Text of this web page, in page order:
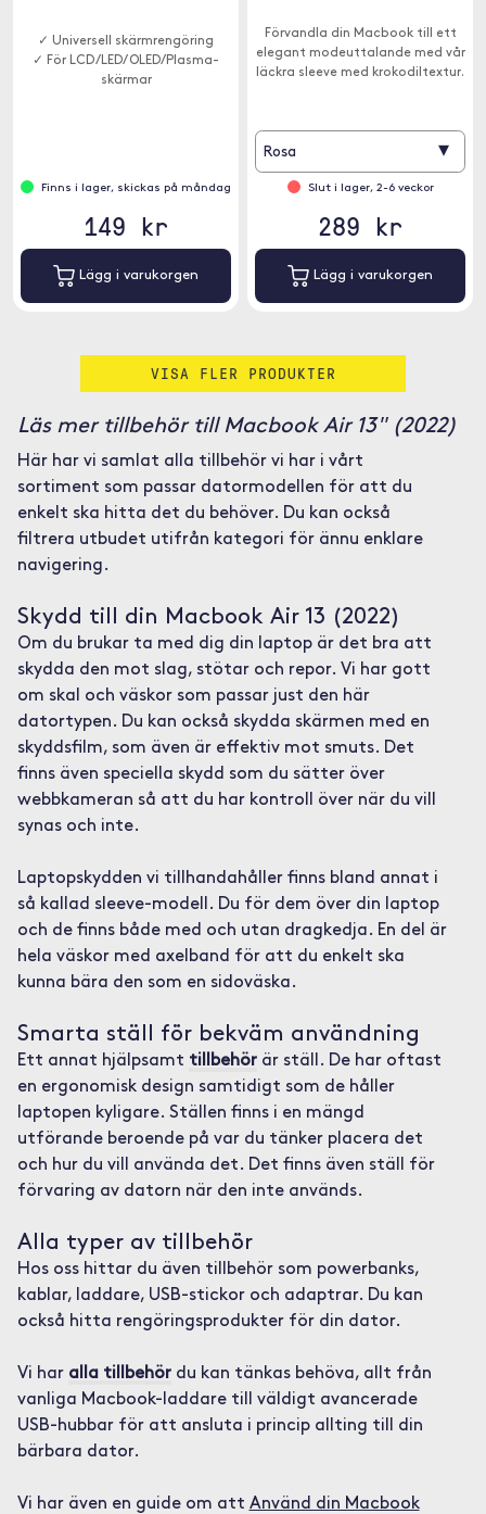
✓ Universell skärmrengöring
✓ För LCD /LED/ OLED/Plasma-
skärmar
Finns i lager, skickas på måndag
149 kr
Lägg i varukorgen
Förvandla din Macbook till ett
elegant modeuttalande med vår
läckra sleeve med krokodiltextur.
Rosa ▾
Slut i lager, 2-6 veckor
289 kr
Lägg i varukorgen
VISA FLER PRODUKTER
Läs mer tillbehör till Macbook Air 13" (2022)
Här har vi samlat alla tillbehör vi har i vårt
sortiment som passar datormodellen för att du
enkelt ska hitta det du behöver. Du kan också
filtrera utbudet utifrån kategori för ännu enklare
navigering.
Skydd till din Macbook Air 13 (2022)
Om du brukar ta med dig din laptop är det bra att
skydda den mot slag, stötar och repor. Vi har gott
om skal och väskor som passar just den här
datortypen. Du kan också skydda skärmen med en
skyddsfilm, som även är effektiv mot smuts. Det
finns även speciella skydd som du sätter över
webbkameran så att du har kontroll över när du vill
synas och inte.
Laptopskydden vi tillhandahåller finns bland annat i
så kallad sleeve-modell. Du för dem över din laptop
och de finns både med och utan dragkedja. En del är
hela väskor med axelband för att du enkelt ska
kunna bära den som en sidoväska.
Smarta ställ för bekväm användning
Ett annat hjälpsamt tillbehörär ställ. De har oftast
en ergonomisk design samtidigt som de håller
laptopen kyligare. Ställen finns i en mängd
utförande beroende på var du tänker placera det
och hur du vill använda det. Det finns även ställ för
förvaring av datorn när den inte används.
Alla typer av tillbehör
Hos oss hittar du även tillbehör som powerbanks,
kablar, laddare, USB-stickor och adaptrar. Du kan
också hitta rengöringsprodukter för din dator.
Vi har alla tillbehördu kan tänkas behöva, allt från
vanliga Macbook-laddare till väldigt avancerade
USB-hubbar för att ansluta i princip allting till din
bärbara dator.
Vi har även en guide om att Använd din Macbook